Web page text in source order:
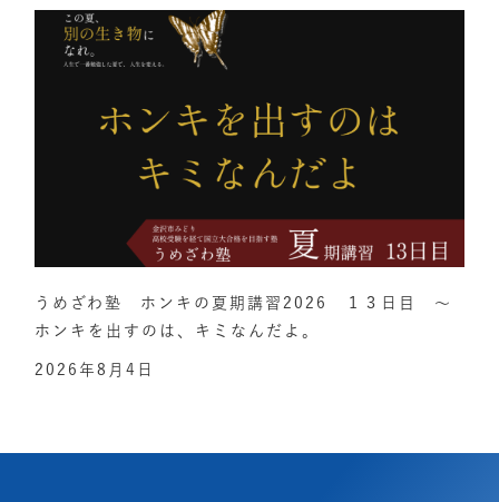
うめざわ塾 ホンキの夏期講習2026 １３日目 ～
ホンキを出すのは、キミなんだよ。
2026年8月4日